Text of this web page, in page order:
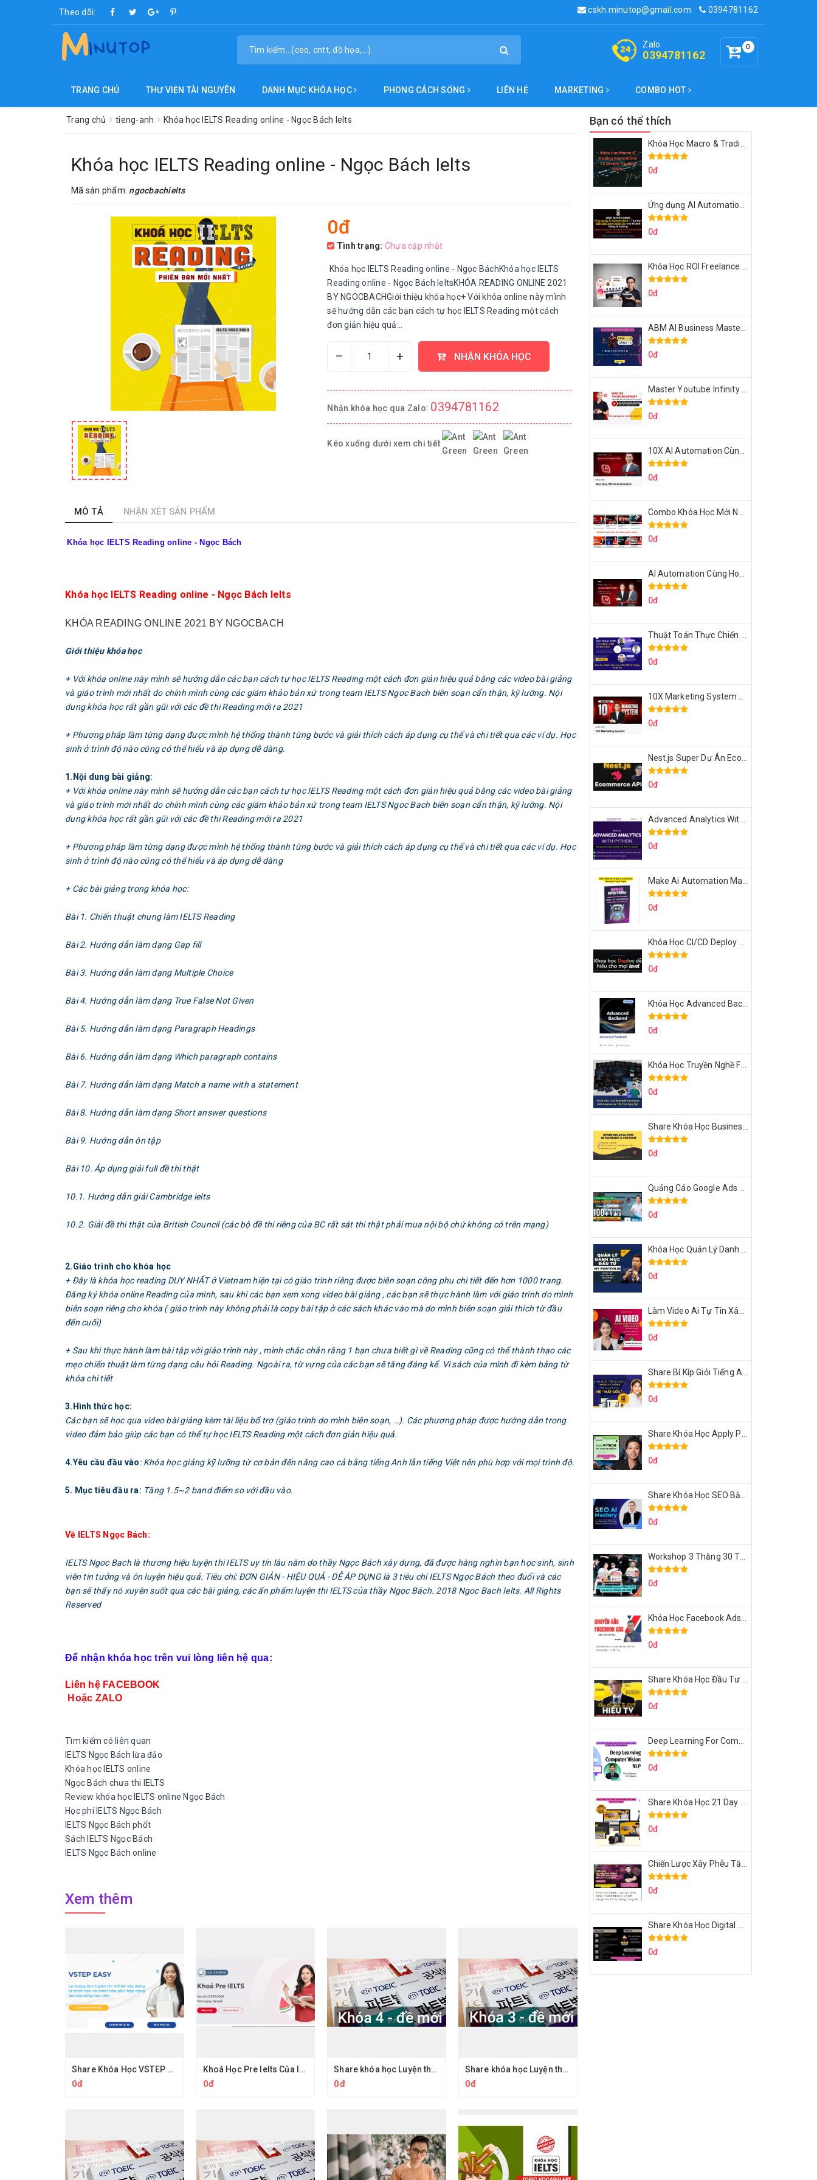
Theo dõi: cskh.minutop@gmail.com 0394781162
0
Zalo
0394781162
TRANG CHỦ THƯ VIỆN TÀI NGUYÊN DANH MỤC KHÓA HỌC PHONG CÁCH SỐNG LIÊN HỆ MARKETING COMBO HOT
Trang chủ tieng-anh Khóa học IELTS Reading online - Ngọc Bách Ielts
Khóa học IELTS Reading online - Ngọc Bách Ielts
Mã sản phẩm: ngocbachielts
0đ
Tình trạng: Chưa cập nhật
Khóa học IELTS Reading online - Ngọc BáchKhóa học IELTS
Reading online - Ngọc Bách IeltsKHÓA READING ONLINE 2021
BY NGOCBACHGiới thiệu khóa học+ Với khóa online này mình
sẽ hướng dẫn các bạn cách tự học IELTS Reading một cách
đơn giản hiệu quả...
– + NHẬN KHÓA HỌC
Nhận khóa học qua Zalo: 0394781162
Kéo xuống dưới xem chi tiết
MÔ TẢ NHẬN XÉT SẢN PHẨM
Khóa học IELTS Reading online - Ngọc Bách
Khóa học IELTS Reading online - Ngọc Bách Ielts
KHÓA READING ONLINE 2021 BY NGOCBACH
Giới thiệu khóa học
+ Với khóa online này mình sẽ hướng dẫn các bạn cách tự học IELTS Reading một cách đơn giản hiệu quả bằng các video bài giảng
và giáo trình mới nhất do chính mình cùng các giám khảo bản xứ trong team IELTS Ngoc Bach biên soạn cẩn thận, kỹ lưỡng. Nội
dung khóa học rất gần gũi với các đề thi Reading mới ra 2021
+ Phương pháp làm từng dạng được mình hệ thống thành từng bước và giải thích cách áp dụng cụ thể và chi tiết qua các ví dụ. Học
sinh ở trình độ nào cũng có thể hiểu và áp dụng dễ dàng.
1.Nội dung bài giảng:
+ Với khóa online này mình sẽ hướng dẫn các bạn cách tự học IELTS Reading một cách đơn giản hiệu quả bằng các video bài giảng
và giáo trình mới nhất do chính mình cùng các giám khảo bản xứ trong team IELTS Ngoc Bach biên soạn cẩn thận, kỹ lưỡng. Nội
dung khóa học rất gần gũi với các đề thi Reading mới ra 2021
+ Phương pháp làm từng dạng được mình hệ thống thành từng bước và giải thích cách áp dụng cụ thể và chi tiết qua các ví dụ. Học
sinh ở trình độ nào cũng có thể hiểu và áp dụng dễ dàng
+ Các bài giảng trong khóa học:
Bài 1. Chiến thuật chung làm IELTS Reading
Bài 2. Hướng dẫn làm dạng Gap fill
Bài 3. Hướng dẫn làm dạng Multiple Choice
Bài 4. Hướng dẫn làm dạng True False Not Given
Bài 5. Hướng dẫn làm dạng Paragraph Headings
Bài 6. Hướng dẫn làm dạng Which paragraph contains
Bài 7. Hướng dẫn làm dạng Match a name with a statement
Bài 8. Hướng dẫn làm dạng Short answer questions
Bài 9. Hướng dẫn ôn tập
Bài 10. Áp dụng giải full đề thi thật
10.1. Hướng dẫn giải Cambridge ielts
10.2. Giải đề thi thật của British Council (các bộ đề thi riêng của BC rất sát thi thật phải mua nội bộ chứ không có trên mạng)
2.Giáo trình cho khóa học
+ Đây là khóa học reading DUY NHẤT ở Vietnam hiện tại có giáo trình riêng được biên soạn công phu chi tiết đến hơn 1000 trang.
Đăng ký khóa online Reading của mình, sau khi các bạn xem xong video bài giảng , các bạn sẽ thực hành làm với giáo trình do mình
biên soạn riêng cho khóa ( giáo trình này không phải là copy bài tập ở các sách khác vào mà do mình biên soạn giải thích từ đầu
đến cuối)
+ Sau khi thực hành làm bài tập với giáo trình này , mình chắc chắn rằng 1 bạn chưa biết gì về Reading cũng có thể thành thạo các
mẹo chiến thuật làm từng dạng câu hỏi Reading. Ngoài ra, từ vựng của các bạn sẽ tăng đáng kể. Vì sách của mình đi kèm bảng từ
khóa chi tiết
3.Hình thức học:
Các bạn sẽ học qua video bài giảng kèm tài liệu bổ trợ (giáo trình do mình biên soạn, …). Các phương pháp được hướng dẫn trong
video đảm bảo giúp các bạn có thể tự học IELTS Reading một cách đơn giản hiệu quả.
4.Yêu cầu đầu vào: Khóa học giảng kỹ lưỡng từ cơ bản đến nâng cao cả bằng tiếng Anh lẫn tiếng Việt nên phù hợp với mọi trình độ.
5. Mục tiêu đầu ra: Tăng 1.5~2 band điểm so với đầu vào.
Về IELTS Ngọc Bách:
IELTS Ngoc Bach là thương hiệu luyện thi IELTS uy tín lâu năm do thầy Ngọc Bách xây dựng, đã được hàng nghìn bạn học sinh, sinh
viên tin tưởng và ôn luyện hiệu quả. Tiêu chí: ĐƠN GIẢN - HIỆU QUẢ - DỄ ÁP DỤNG là 3 tiêu chí IELTS Ngọc Bách theo đuổi và các
bạn sẽ thấy nó xuyên suốt qua các bài giảng, các ấn phẩm luyện thi IELTS của thầy Ngọc Bách. 2018 Ngoc Bach Ielts. All Rights
Reserved
Để nhận khóa học trên vui lòng liên hệ qua:
Liên hệ FACEBOOK
Hoặc ZALO
Tìm kiếm có liên quan
IELTS Ngọc Bách lừa đảo
Khóa học IELTS online
Ngọc Bách chưa thi IELTS
Review khóa học IELTS online Ngọc Bách
Học phí IELTS Ngọc Bách
IELTS Ngọc Bách phốt
Sách IELTS Ngọc Bách
IELTS Ngọc Bách online
Xem thêm
Share Khóa Học VSTEP EASY 6 Tuần Chinh Phục B2 VSTEP
0đ
Khoá Học Pre Ielts Của Izone Edu
0đ
Share khóa học Luyện thi TOEIC cấp tốc đề mới - Khóa 4
0đ
Share khóa học Luyện thi TOEIC cấp tốc đề mới - Khóa 3
0đ
Bạn có thể thích
0đ
0đ
0đ
0đ
0đ
0đ
0đ
0đ
0đ
0đ
0đ
0đ
0đ
0đ
0đ
0đ
0đ
0đ
0đ
0đ
0đ
0đ
0đ
0đ
0đ
0đ
0đ
0đ
0đ
0đ